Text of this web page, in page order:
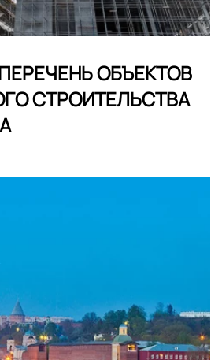
ОБЪЕКТОВ
СТРОИТЕЛЬСТВА